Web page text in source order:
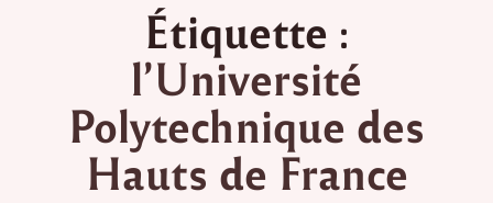
Étiquette :
l’Université
Polytechnique des
Hauts de France